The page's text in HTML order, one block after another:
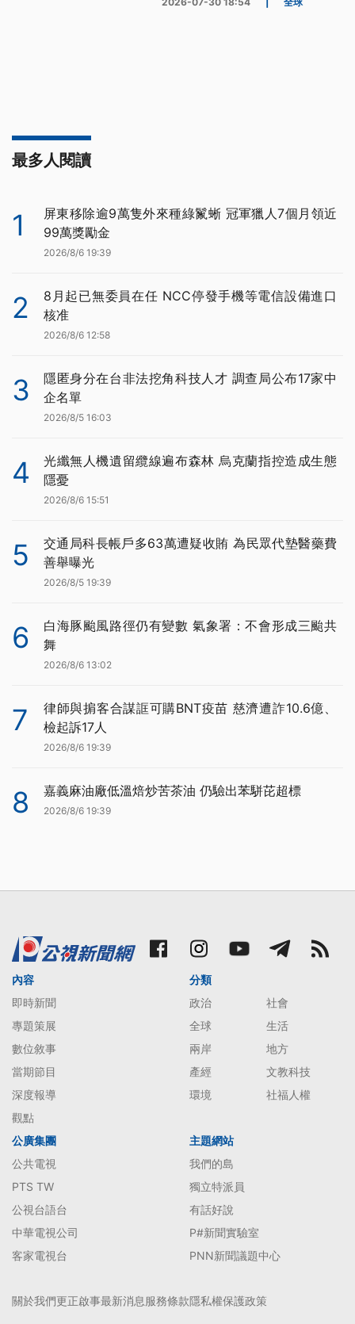
最多人閱讀
1
屏東移除逾9萬隻外來種綠鬣蜥 冠軍獵人7個月領近
99萬獎勵金
2026/8/6 19:39
2
8月起已無委員在任 NCC停發手機等電信設備進口
核准
2026/8/6 12:58
3
隱匿身分在台非法挖角科技人才 調查局公布17家中
企名單
2026/8/5 16:03
4
光纖無人機遺留纜線遍布森林 烏克蘭指控造成生態
隱憂
2026/8/6 15:51
5
交通局科長帳戶多63萬遭疑收賄 為民眾代墊醫藥費
善舉曝光
2026/8/5 19:39
6
白海豚颱風路徑仍有變數 氣象署：不會形成三颱共
舞
2026/8/6 13:02
7
律師與掮客合謀誆可購BNT疫苗 慈濟遭詐10.6億、
檢起訴17人
2026/8/6 19:39
8 嘉義麻油廠低溫焙炒苦茶油 仍驗出苯駢芘超標
2026/8/6 19:39
內容
即時新聞
專題策展
數位敘事
當期節目
深度報導
觀點
分類
政治
社會
全球
生活
兩岸
地方
產經
文教科技
環境
社福人權
公廣集團
公共電視
PTS TW
公視台語台
中華電視公司
客家電視台
主題網站
我們的島
獨立特派員
有話好說
P#新聞實驗室
PNN新聞議題中心
關於我們更正啟事最新消息服務條款隱私權保護政策